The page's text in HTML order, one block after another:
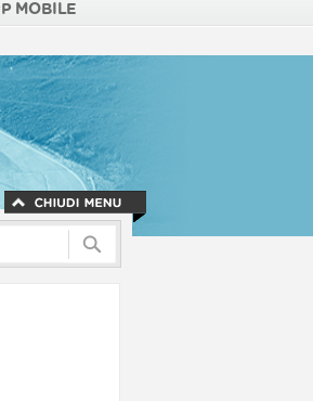
MOBILE